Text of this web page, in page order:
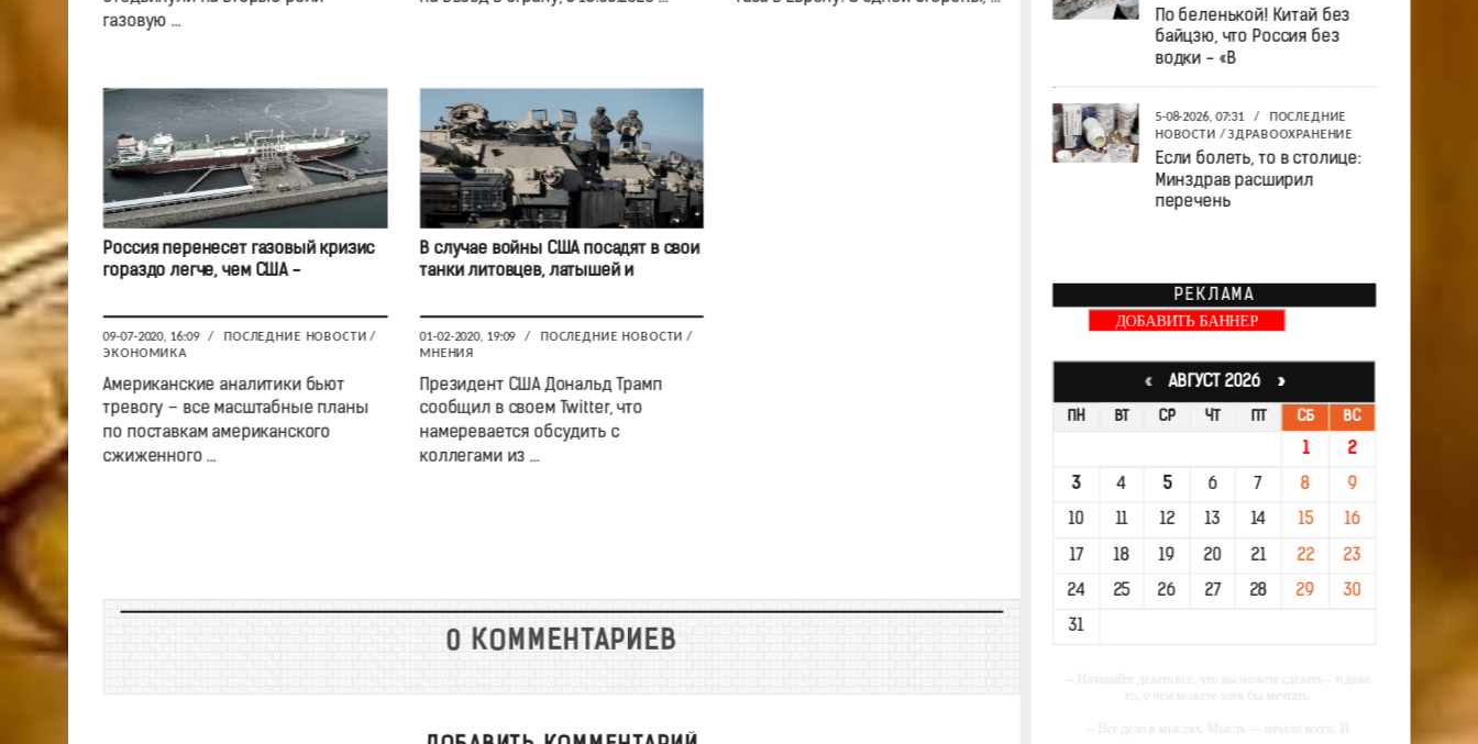
газовую ...
Россия перенесет газовый кризис
гораздо легче, чем США -
09-07-2020, 16:09 / ПОСЛЕДНИЕ НОВОСТИ /
ЭКОНОМИКА
Американские аналитики бьют
тревогу – все масштабные планы
по поставкам американского
сжиженного ...
В случае войны США посадят в свои
танки литовцев, латышей и
01-02-2020, 19:09 / ПОСЛЕДНИЕ НОВОСТИ /
МНЕНИЯ
Президент США Дональд Трамп
сообщил в своем Twitter, что
намеревается обсудить с
коллегами из ...
0 КОММЕНТАРИЕВ
По беленькой! Китай без
байцзю, что Россия без
водки - «В
5-08-2026, 07:31 / ПОСЛЕДНИЕ
НОВОСТИ /ЗДРАВООХРАНЕНИЕ
Если болеть, то в столице:
Минздрав расширил
перечень
РЕКЛАМА
ДОБАВИТЬ БАННЕР
«АВГУСТ 2026 »
ПН ВТ СР ЧТ ПТ СБ ВС
1 2
3 4 5 6 7 8 9
10 11 12 13 14 15 16
17 18 19 20 21 22 23
24 25 26 27 28 29 30
31
-- Начинайте делать все, что вы можете сделать – и даже
то, о чем можете хотя бы мечтать.
-- Все дело в мыслях. Мысль — начало всего. И